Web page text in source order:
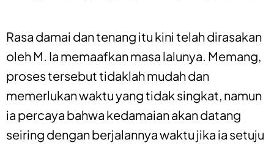
Rasa damai dan tenang itu kini telah dirasakan
oleh M. Ia memaafkan masa lalunya. Memang,
proses tersebut tidaklah mudah dan
memerlukan waktu yang tidak singkat, namun
ia percaya bahwa kedamaian akan datang
seiring dengan berjalannya waktu jika ia setuju